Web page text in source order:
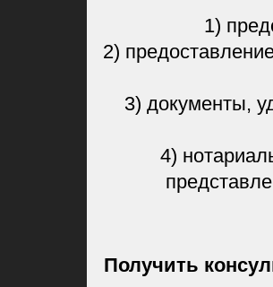
1)
2)
3) документы,
4)
Получить